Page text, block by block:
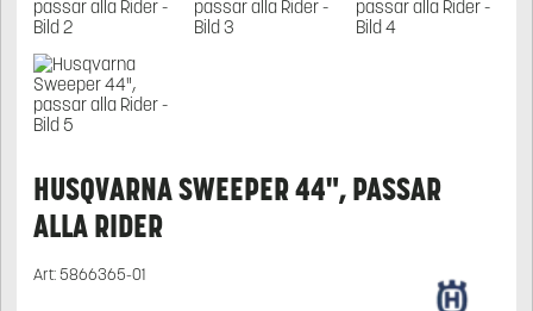
HUSQVARNA SWEEPER 44", PASSAR
ALLA RIDER
Art:5866365-01